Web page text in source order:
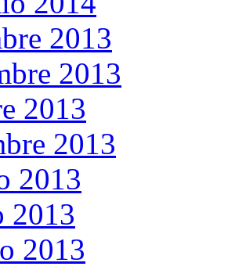
2013
2013
2013
2013
2013
2013
2013